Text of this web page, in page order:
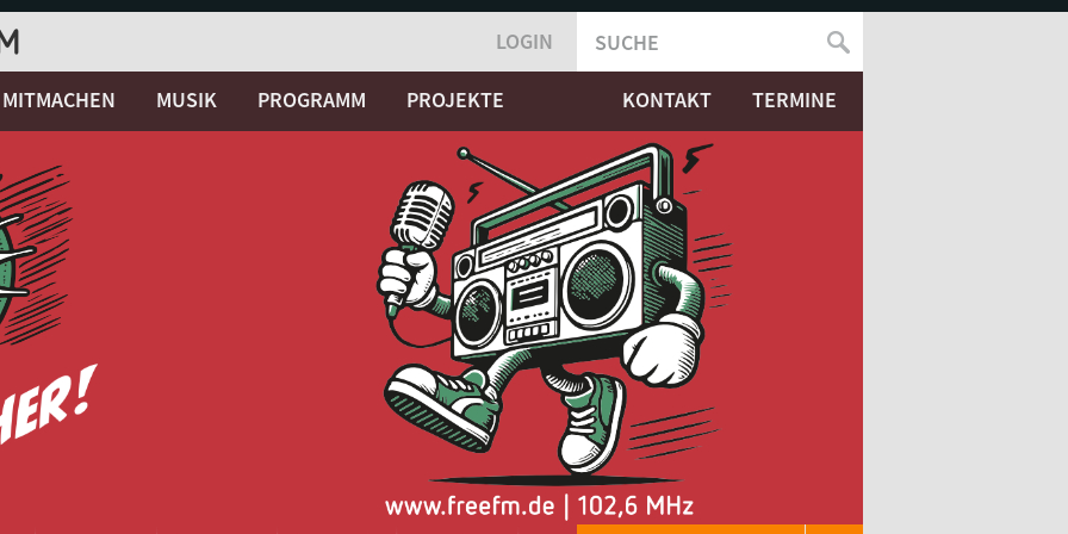
LOGIN
SUCHFORMULAR
SUCHE
MITMACHEN MUSIK PROGRAMM PROJEKTE KONTAKT TERMINE